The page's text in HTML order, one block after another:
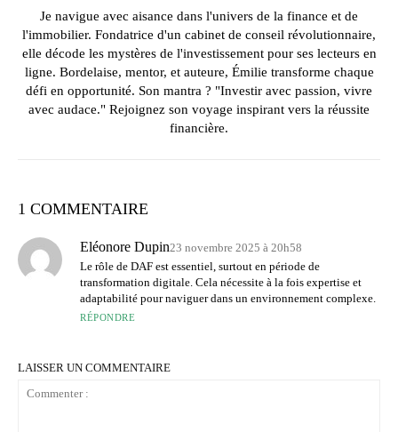
Je navigue avec aisance dans l'univers de la finance et de
l'immobilier. Fondatrice d'un cabinet de conseil révolutionnaire,
elle décode les mystères de l'investissement pour ses lecteurs en
ligne. Bordelaise, mentor, et auteure, Émilie transforme chaque
défi en opportunité. Son mantra ? "Investir avec passion, vivre
avec audace." Rejoignez son voyage inspirant vers la réussite
financière.
1 COMMENTAIRE
Eléonore Dupin23 novembre 2025 à 20h58
Le rôle de DAF est essentiel, surtout en période de
transformation digitale. Cela nécessite à la fois expertise et
adaptabilité pour naviguer dans un environnement complexe.
RÉPONDRE
LAISSER UN COMMENTAIRE